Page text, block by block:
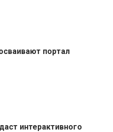
портал
интерактивного